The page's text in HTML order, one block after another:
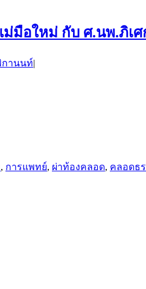
ม่มือใหม่ กับ ศ.นพ.ภิเ
กานนท์|
, การแพทย์, ผ่าท้องคลอด, คลอดธ